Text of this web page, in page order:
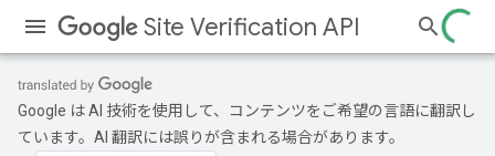
Site Verification API
Google は AI 技術を使用して、コンテンツをご希望の言語に翻訳し
ています。AI 翻訳には誤りが含まれる場合があります。